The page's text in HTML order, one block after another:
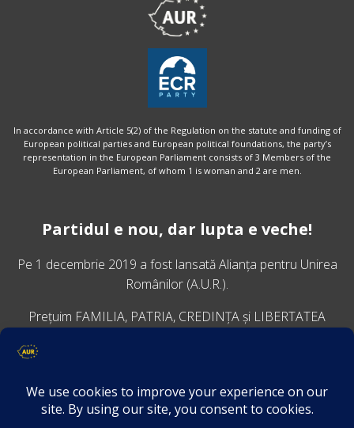
In accordance with Article 5(2) of the Regulation on the statute and funding of
European political parties and European political foundations, the party’s
representation in the European Parliament consists of 3 Members of the
European Parliament, of whom 1 is woman and 2 are men.
Partidul e nou, dar lupta e veche!
Pe 1 decembrie 2019 a fost lansatăAlianța pentru Unirea
Românilor (A.U.R.).
Prețuim FAMILIA, PATRIA, CREDINȚA și LIBERTATEA
VINO ALĂTURI DE NOI